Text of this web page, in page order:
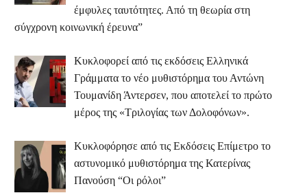
έμφυλες ταυτότητες. Από τη θεωρία στη
σύγχρονη κοινωνική έρευνα”
Κυκλοφορεί από τις εκδόσεις Ελληνικά
Γράμματα το νέο μυθιστόρημα του Αντώνη
Τουμανίδη Άντερσεν, που αποτελεί το πρώτο
μέρος της «Τριλογίας των Δολοφόνων».
Κυκλοφόρησε από τις Εκδόσεις Επίμετρο το
αστυνομικό μυθιστόρημα της Κατερίνας
Πανούση “Οι ρόλοι”